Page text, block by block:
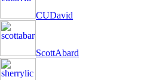
CUDavid
ScottAbard